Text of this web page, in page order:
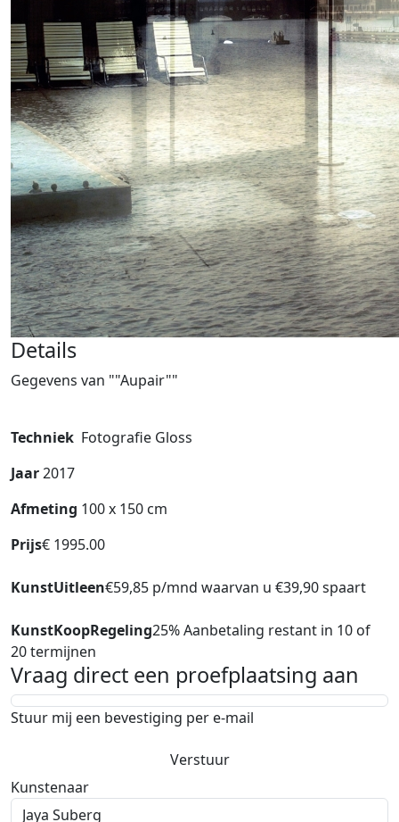
Details
Gegevens van ""Aupair""
Techniek Fotografie Gloss
Jaar2017
Afmeting 100 x 150 cm
Prijs€ 1995.00
KunstUitleen€59,85 p/mnd waarvan u €39,90 spaart
KunstKoopRegeling25% Aanbetaling restant in 10 of
20 termijnen
Vraag direct een proefplaatsing aan
Stuur mij een bevestiging per e-mail
Verstuur
Kunstenaar